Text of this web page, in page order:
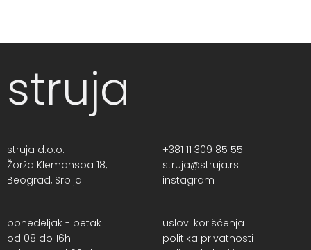
struja
struja d.o.o.
Žorža Klemansoa 18,
Beograd, Srbija
+381 11 309 85 55
struja@struja.rs
instagram
ponedeljak - petak
od 08 do 16h
uslovi korišćenja
politika privatnosti